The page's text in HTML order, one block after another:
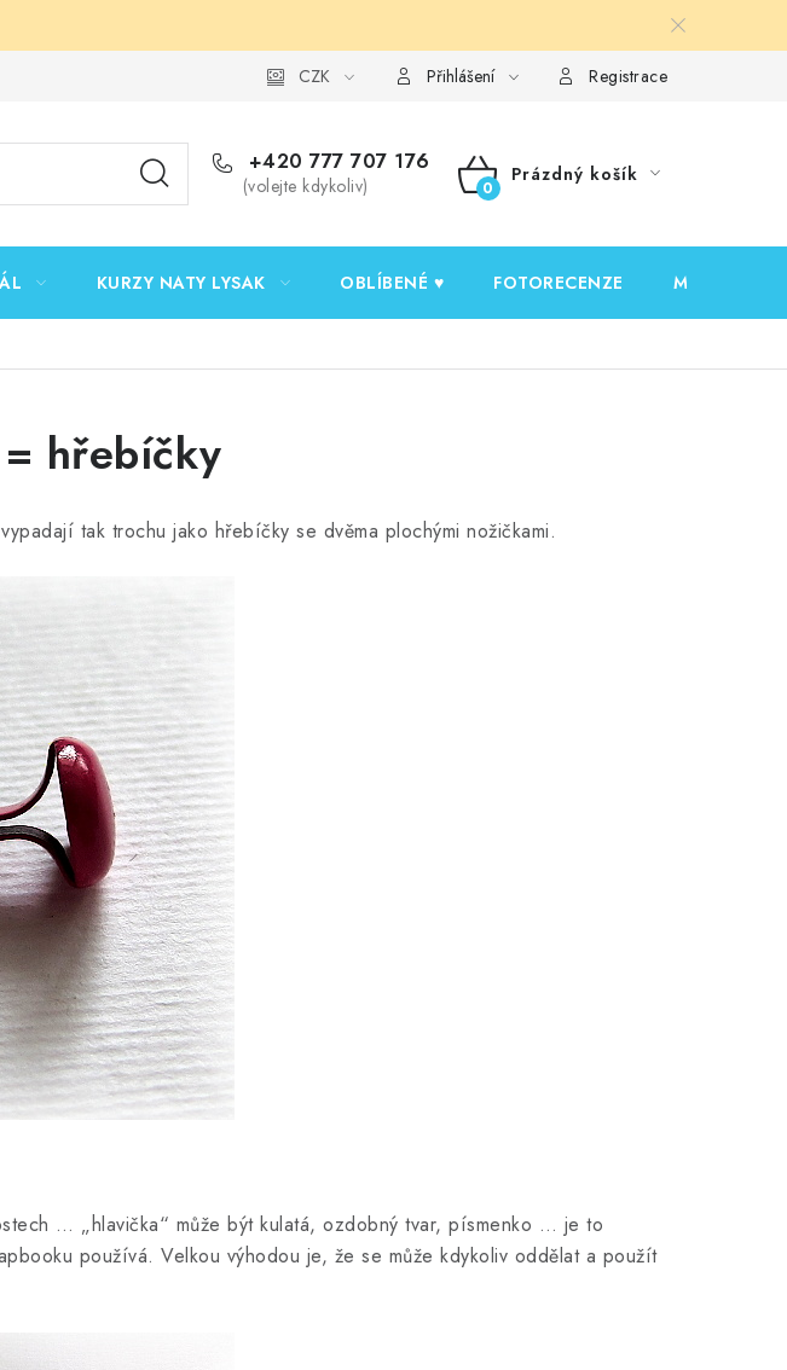
Podmínky ochrany osobních údajů Ověřování recenzí
CZK Přihlášení Registrace
+420 777 707 176
(volejte kdykoliv)
NÁKUPNÍ
Prázdný košík
KURZY NATY LYSAK OBLÍBENÉ ♥️ FOTORECENZE MOJE
hřebíčky
tak trochu jako hřebíčky se dvěma plochými nožičkami.
… „hlavička“ může být kulatá, ozdobný tvar, písmenko … je to
používá. Velkou výhodou je, že se může kdykoliv oddělat a použít